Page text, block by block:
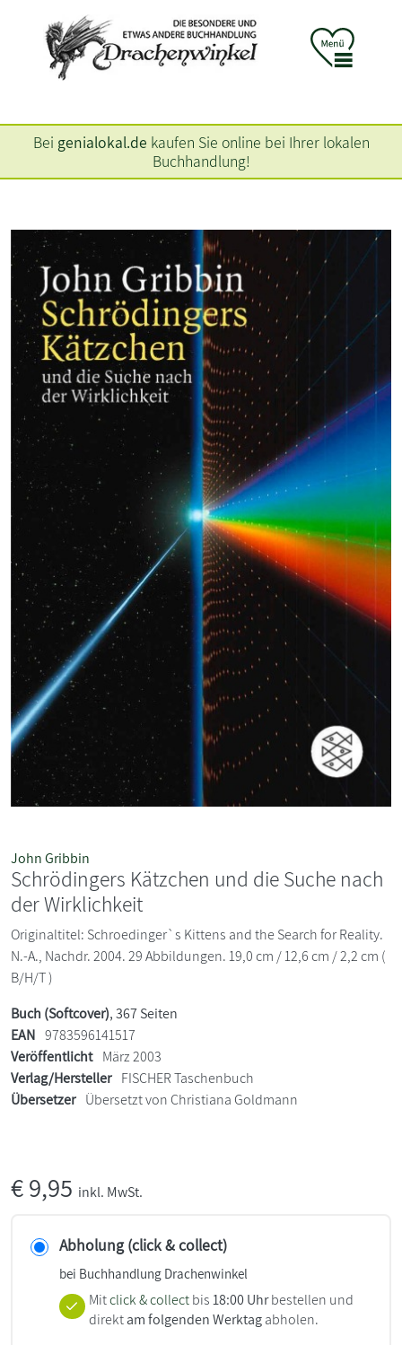
Bei genialokal.de kaufen Sie online bei Ihrer lokalen
Buchhandlung!
John Gribbin
Schrödingers Kätzchen und die Suche nach
der Wirklichkeit
Originaltitel: Schroedinger`s Kittens and the Search for Reality.
N.-A., Nachdr. 2004. 29 Abbildungen. 19,0 cm / 12,6 cm / 2,2 cm (
B/H/T )
Buch (Softcover), 367 Seiten
EAN 9783596141517
Veröffentlicht März 2003
Verlag/Hersteller FISCHER Taschenbuch
Übersetzer Übersetzt von Christiana Goldmann
€9,95 inkl. MwSt.
Abholung (click & collect)
bei Buchhandlung Drachenwinkel
Mitclick & collect bis18:00 Uhrbestellen und
direktam folgenden Werktagabholen.